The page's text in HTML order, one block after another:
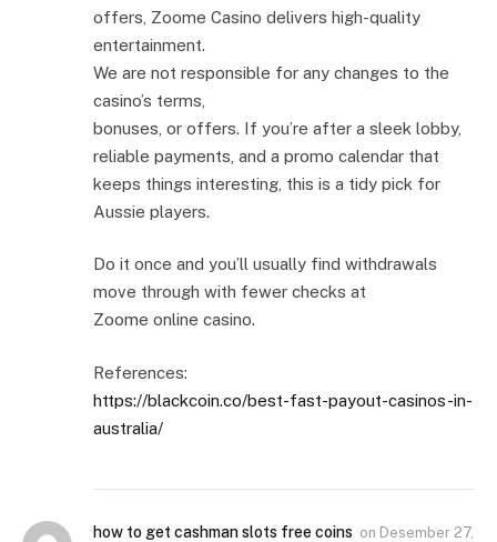
offers, Zoome Casino delivers high-quality
entertainment.
We are not responsible for any changes to the
casino’s terms,
bonuses, or offers. If you’re after a sleek lobby,
reliable payments, and a promo calendar that
keeps things interesting, this is a tidy pick for
Aussie players.
Do it once and you’ll usually find withdrawals
move through with fewer checks at
Zoome online casino.
References:
https://blackcoin.co/best-fast-payout-casinos-in-
australia/
how to get cashman slots free coins on Desember 27,